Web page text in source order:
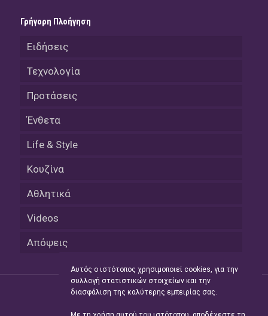
Γρήγορη Πλοήγηση
Ειδήσεις
Τεχνολογία
Προτάσεις
Ένθετα
Life & Style
Κουζίνα
Αθλητικά
Videos
Απόψεις
Αυτός ο ιστότοπος χρησιμοποιεί cookies, για την
συλλογή στατιστικών στοιχείων και την
διασφάλιση της καλύτερης εμπειρίας σας.